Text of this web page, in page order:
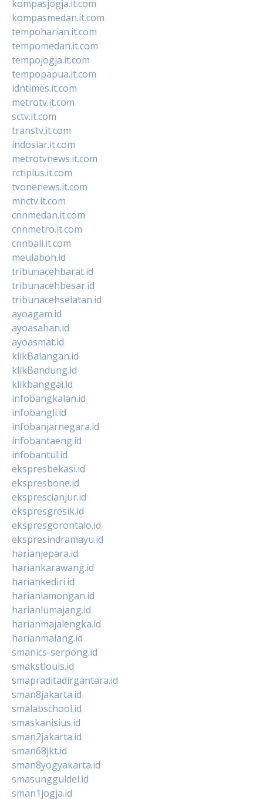
kompasjogja.it.com
kompasmedan.it.com
tempoharian.it.com
tempomedan.it.com
tempojogja.it.com
tempopapua.it.com
idntimes.it.com
metrotv.it.com
sctv.it.com
transtv.it.com
indosiar.it.com
metrotvnews.it.com
rctiplus.it.com
tvonenews.it.com
mnctv.it.com
cnnmedan.it.com
cnnmetro.it.com
cnnbali.it.com
meulaboh.id
tribunacehbarat.id
tribunacehbesar.id
tribunacehselatan.id
ayoagam.id
ayoasahan.id
ayoasmat.id
klikBalangan.id
klikBandung.id
klikbanggai.id
infobangkalan.id
infobangli.id
infobanjarnegara.id
infobantaeng.id
infobantul.id
ekspresbekasi.id
ekspresbone.id
eksprescianjur.id
ekspresgresik.id
ekspresgorontalo.id
ekspresindramayu.id
harianjepara.id
hariankarawang.id
hariankediri.id
harianlamongan.id
harianlumajang.id
harianmajalengka.id
harianmalang.id
smanics-serpong.id
smakstlouis.id
smapraditadirgantara.id
sman8jakarta.id
smalabschool.id
smaskanisius.id
sman2jakarta.id
sman68jkt.id
sman8yogyakarta.id
smasungguldel.id
sman1jogja.id